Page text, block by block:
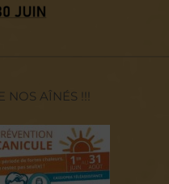
NOS AÎNÉS !!!